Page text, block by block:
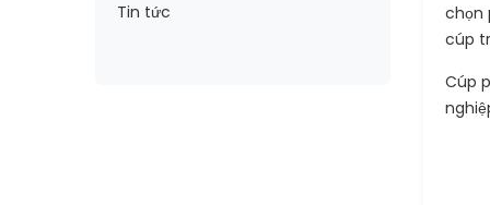
chọn
cúp
Cúp
Tin tức